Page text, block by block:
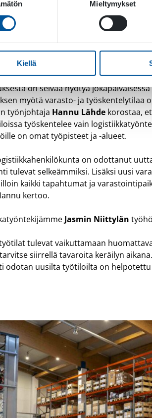
Mieltymykset
Kiellä
lattia valmistui muutamassa
on selvää hyötyä
myötä varasto- ja työskentelytilaa
työnjohtaja Hannu Lähde korostaa,
työskentelee vain
on omat työpisteet ja -alueet.
on odottanut
tulevat selkeämmiksi. Lisäksi uusi
kaikki tapahtumat ja
kertoo.
Jasmin Niittylän
tulevat vaikuttamaan
siirrellä tavaroita keräilyn
odotan uusilta työtiloilta on